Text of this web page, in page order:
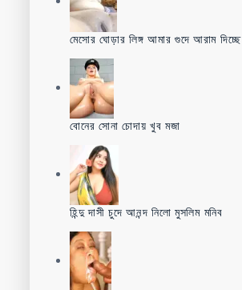
মেসোর ঘোড়ার লিঙ্গ আমার গুদে আরাম দিচ্ছে
বোনের সোনা চোদায় খুব মজা
হিন্দু দাসী চুদে আনন্দ নিলো মুসলিম মনিব